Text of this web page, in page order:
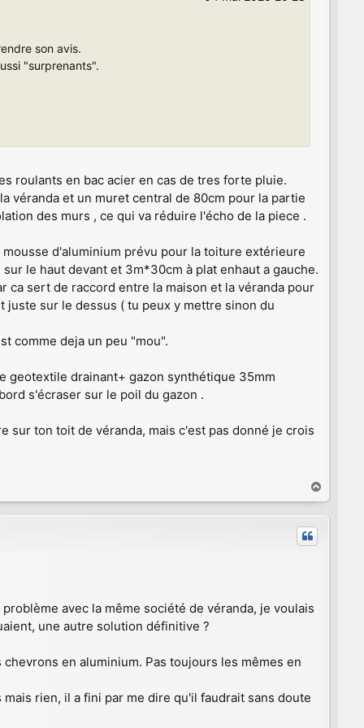
son avis.
"surprenants".
roulants en bac acier en cas de tres forte pluie.
véranda et un muret central de 80cm pour la partie
des murs , ce qui va réduire l'écho de la piece .
d'aluminium prévu pour la toiture extérieure
le haut devant et 3m*30cm à plat enhaut a gauche.
ca sert de raccord entre la maison et la véranda pour
sur le dessus ( tu peux y mettre sinon du
comme deja un peu "mou".
geotextile drainant+ gazon synthétique 35mm
s'écraser sur le poil du gazon .
ton toit de véranda, mais c'est pas donné je crois
a
u
avec la même société de véranda, je voulais
une autre solution définitive ?
en aluminium. Pas toujours les mêmes en
rien, il a fini par me dire qu'il faudrait sans doute